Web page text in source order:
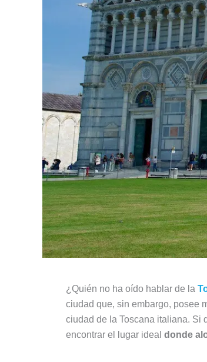
¿Quién no ha oído hablar de la
ciudad que, sin embargo, posee
ciudad de la Toscana italiana. Si
encontrar el lugar ideal donde